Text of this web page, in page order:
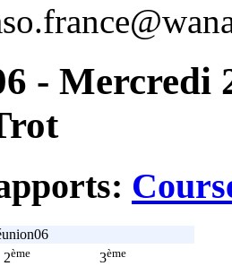
- Mercredi
2ème 3ème